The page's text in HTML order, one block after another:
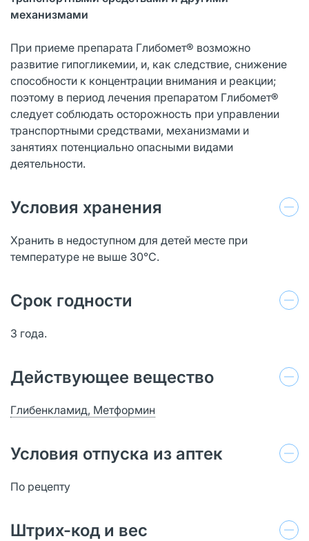
механизмами
При приеме препарата Глибомет® возможно
развитие гипогликемии, и, как следствие, снижение
способности к концентрации внимания и реакции;
поэтому в период лечения препаратом Глибомет®
следует соблюдать осторожность при управлении
транспортными средствами, механизмами и
занятиях потенциально опасными видами
деятельности.
Условия хранения
Хранить в недоступном для детей месте при
температуре не выше 30°С.
Срок годности
3 года.
Действующее вещество
Глибенкламид, Метформин
Условия отпуска из аптек
По рецепту
Штрих-код и вес